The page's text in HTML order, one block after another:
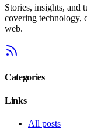
Stories, insights,
covering technology,
web.
Categories
Links
All posts